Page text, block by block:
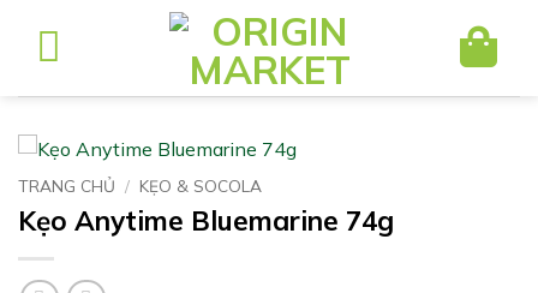
dung
TRANG CHỦ / KẸO & SOCOLA
Kẹo Anytime Bluemarine 74g